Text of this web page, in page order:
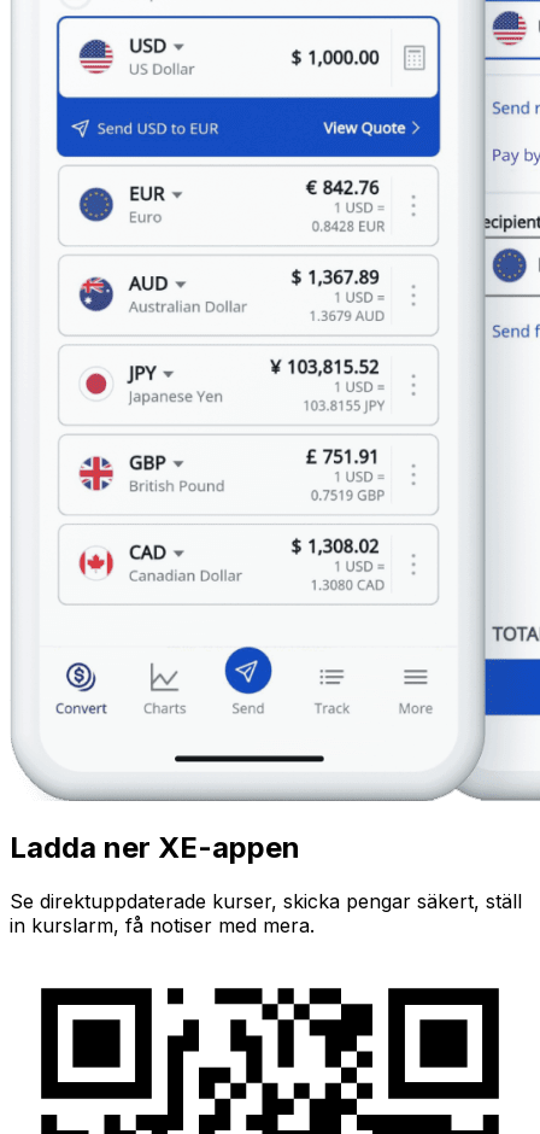
Ladda ner XE-appen
Se direktuppdaterade kurser, skicka pengar säkert, ställ
in kurslarm, få notiser med mera.